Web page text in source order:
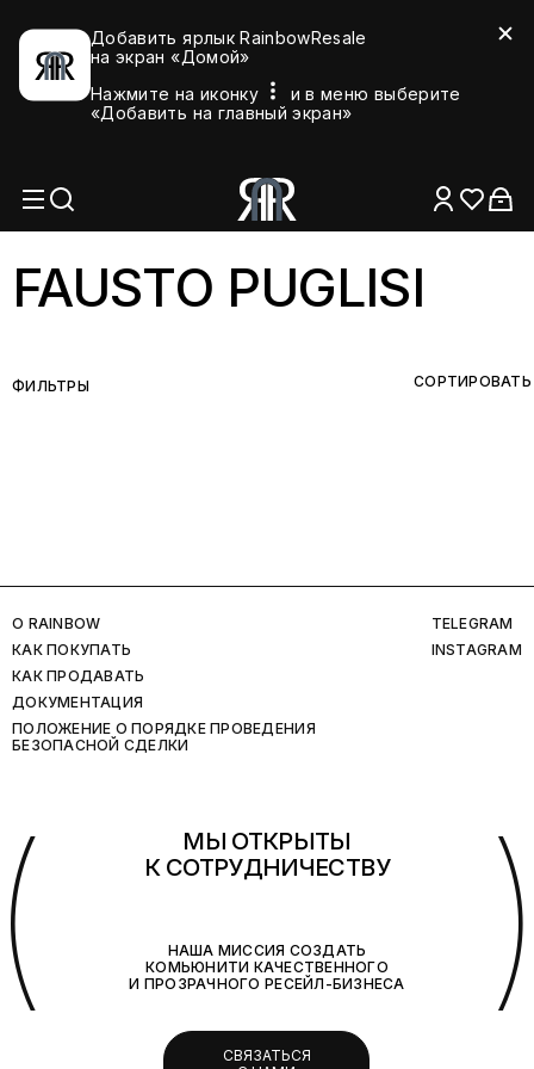
Добавить ярлык RainbowResale
на экран «Домой»
Нажмите на иконку
и в меню выберите
«Добавить на главный экран»
FAUSTO PUGLISI
ФИЛЬТРЫ СОРТИРОВАТЬ
O RAINBOW
КАК ПОКУПАТЬ
КАК ПРОДАВАТЬ
ДОКУМЕНТАЦИЯ
ПОЛОЖЕНИЕ О ПОРЯДКЕ ПРОВЕДЕНИЯ
БЕЗОПАСНОЙ СДЕЛКИ
TELEGRAM
INSTAGRAM
МЫ ОТКРЫТЫ
К СОТРУДНИЧЕСТВУ
НАША МИССИЯ СОЗДАТЬ
КОМЬЮНИТИ КАЧЕСТВЕННОГО
И ПРОЗРАЧНОГО РЕСЕЙЛ-БИЗНЕСА
СВЯЗАТЬСЯ